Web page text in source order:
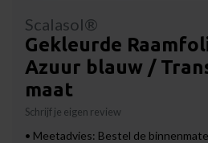
Scalasol®
Gekleurde
Azuur blauw /
maat
Schrijf je eigen review
• Meetadvies: Bestel de